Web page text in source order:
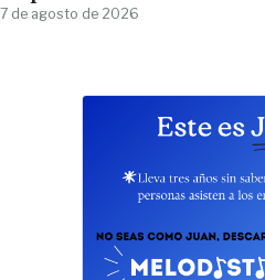
7 de agosto de 2026